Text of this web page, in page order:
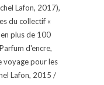
Lafon, 2017),
du collectif «
plus de 100
d'encre,
voyage pour les
Lafon, 2015 /